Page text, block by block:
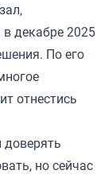
декабре 2025
По его
отнестись
доверять
но сейчас